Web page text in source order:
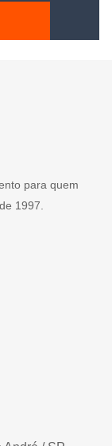
para quem
1997.